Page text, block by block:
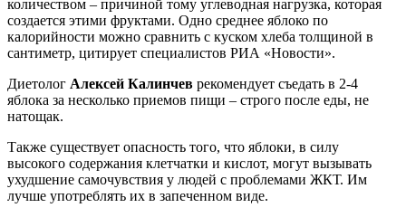
количеством – причиной тому углеводная нагрузка, которая
создается этими фруктами. Одно среднее яблоко по
калорийности можно сравнить с куском хлеба толщиной в
сантиметр, цитирует специалистов РИА «Новости».
Диетолог Алексей Калинчев рекомендует съедать в 2-4
яблока за несколько приемов пищи – строго после еды, не
натощак.
Также существует опасность того, что яблоки, в силу
высокого содержания клетчатки и кислот, могут вызывать
ухудшение самочувствия у людей с проблемами ЖКТ. Им
лучше употреблять их в запеченном виде.